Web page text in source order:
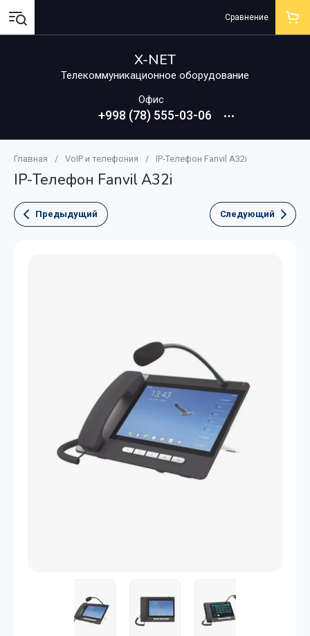
X-NET
Телекоммуникационное оборудование
Офис
+998 (78) 555-03-06
Сравнение
Главная / VoIP и телефония / IP-Телефон Fanvil A32i
IP-Телефон Fanvil A32i
Предыдущий Следующий